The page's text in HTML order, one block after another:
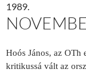
1989.
Hoós János, az
kritikussá vált az